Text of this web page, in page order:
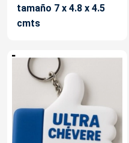
tamaño 7 x 4.8 x 4.5
cmts